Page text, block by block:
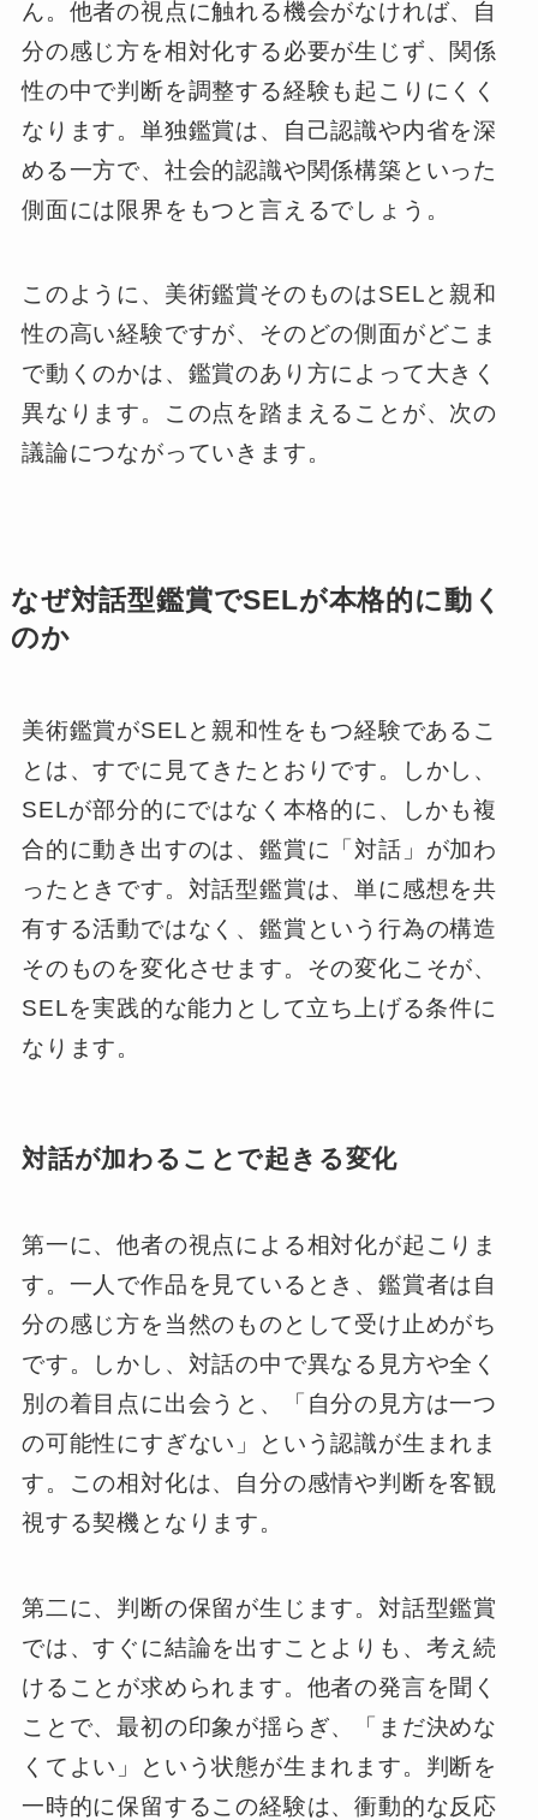
ん。他者の視点に触れる機会がなければ、自
分の感じ方を相対化する必要が生じず、関係
性の中で判断を調整する経験も起こりにくく
なります。単独鑑賞は、自己認識や内省を深
める一方で、社会的認識や関係構築といった
側面には限界をもつと言えるでしょう。
このように、美術鑑賞そのものはSELと親和
性の高い経験ですが、そのどの側面がどこま
で動くのかは、鑑賞のあり方によって大きく
異なります。この点を踏まえることが、次の
議論につながっていきます。
なぜ対話型鑑賞でSELが本格的に動く
のか
美術鑑賞がSELと親和性をもつ経験であるこ
とは、すでに見てきたとおりです。しかし、
SELが部分的にではなく本格的に、しかも複
合的に動き出すのは、鑑賞に「対話」が加わ
ったときです。対話型鑑賞は、単に感想を共
有する活動ではなく、鑑賞という行為の構造
そのものを変化させます。その変化こそが、
SELを実践的な能力として立ち上げる条件に
なります。
対話が加わることで起きる変化
第一に、他者の視点による相対化が起こりま
す。一人で作品を見ているとき、鑑賞者は自
分の感じ方を当然のものとして受け止めがち
です。しかし、対話の中で異なる見方や全く
別の着目点に出会うと、「自分の見方は一つ
の可能性にすぎない」という認識が生まれま
す。この相対化は、自分の感情や判断を客観
視する契機となります。
第二に、判断の保留が生じます。対話型鑑賞
では、すぐに結論を出すことよりも、考え続
けることが求められます。他者の発言を聞く
ことで、最初の印象が揺らぎ、「まだ決めな
くてよい」という状態が生まれます。判断を
一時的に保留するこの経験は、衝動的な反応